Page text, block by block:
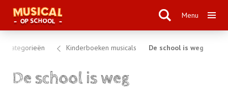
Menu
categorieën Kinderboeken musicals De school is weg
De school is weg